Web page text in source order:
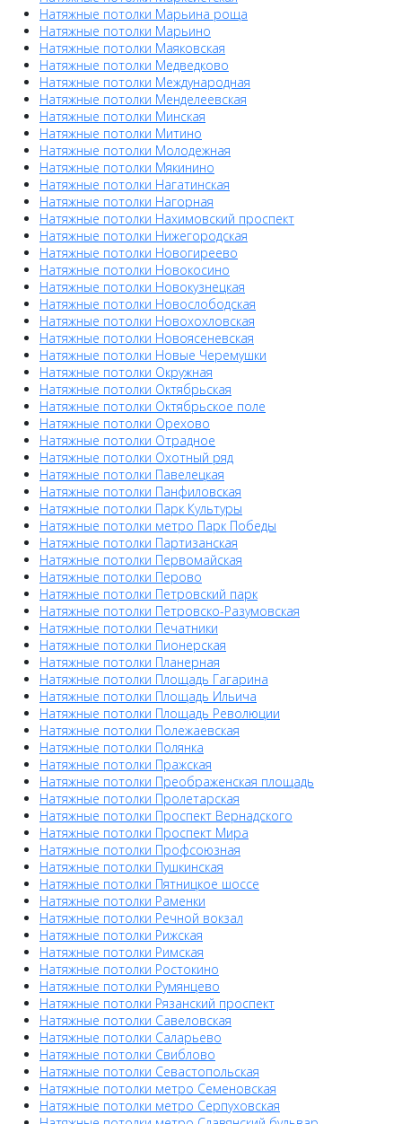
Натяжные потолки Марьина роща
Натяжные потолки Марьино
Натяжные потолки Маяковская
Натяжные потолки Медведково
Натяжные потолки Международная
Натяжные потолки Менделеевская
Натяжные потолки Минская
Натяжные потолки Митино
Натяжные потолки Молодежная
Натяжные потолки Мякинино
Натяжные потолки Нагатинская
Натяжные потолки Нагорная
Натяжные потолки Нахимовский проспект
Натяжные потолки Нижегородская
Натяжные потолки Новогиреево
Натяжные потолки Новокосино
Натяжные потолки Новокузнецкая
Натяжные потолки Новослободская
Натяжные потолки Новохохловская
Натяжные потолки Новоясеневская
Натяжные потолки Новые Черемушки
Натяжные потолки Окружная
Натяжные потолки Октябрьская
Натяжные потолки Октябрьское поле
Натяжные потолки Орехово
Натяжные потолки Отрадное
Натяжные потолки Охотный ряд
Натяжные потолки Павелецкая
Натяжные потолки Панфиловская
Натяжные потолки Парк Культуры
Натяжные потолки метро Парк Победы
Натяжные потолки Партизанская
Натяжные потолки Первомайская
Натяжные потолки Перово
Натяжные потолки Петровский парк
Натяжные потолки Петровско-Разумовская
Натяжные потолки Печатники
Натяжные потолки Пионерская
Натяжные потолки Планерная
Натяжные потолки Площадь Гагарина
Натяжные потолки Площадь Ильича
Натяжные потолки Площадь Революции
Натяжные потолки Полежаевская
Натяжные потолки Полянка
Натяжные потолки Пражская
Натяжные потолки Преображенская площадь
Натяжные потолки Пролетарская
Натяжные потолки Проспект Вернадского
Натяжные потолки Проспект Мира
Натяжные потолки Профсоюзная
Натяжные потолки Пушкинская
Натяжные потолки Пятницкое шоссе
Натяжные потолки Раменки
Натяжные потолки Речной вокзал
Натяжные потолки Рижская
Натяжные потолки Римская
Натяжные потолки Ростокино
Натяжные потолки Румянцево
Натяжные потолки Рязанский проспект
Натяжные потолки Савеловская
Натяжные потолки Саларьево
Натяжные потолки Свиблово
Натяжные потолки Севастопольская
Натяжные потолки метро Семеновская
Натяжные потолки метро Серпуховская